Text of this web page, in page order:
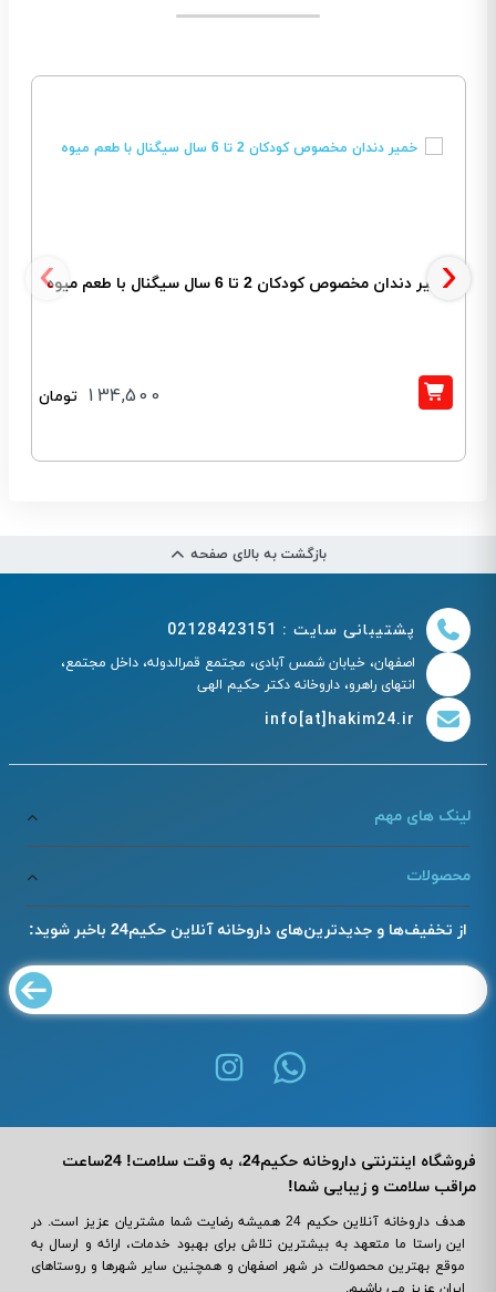
خمیر دندان مخصوص کودکان 2 تا 6 سال سیگنال با طعم میوه
134,500 تومان
‹ ›
بازگشت به بالای صفحه
پشتیبانی سایت : 02128423151
اصفهان، خیابان شمس آبادی، مجتمع قمرالدوله، داخل مجتمع،
انتهای راهرو، داروخانه دکتر حکیم الهی
info[at]hakim24.ir
لینک های مهم
محصولات
از تخفیف‌ها و جدیدترین‌های داروخانه آنلاین حکیم24 باخبر شوید:
فروشگاه اینترنتی داروخانه حکیم24، به وقت سلامت! 24ساعت
مراقب سلامت و زیبایی شما!
هدف داروخانه آنلاین حکیم 24 همیشه رضایت شما مشتریان عزیز است. در
این راستا ما متعهد به بیشترین تلاش برای بهبود خدمات، ارائه و ارسال به
موقع بهترین محصولات در شهر اصفهان و همچنین سایر شهرها و روستاهای